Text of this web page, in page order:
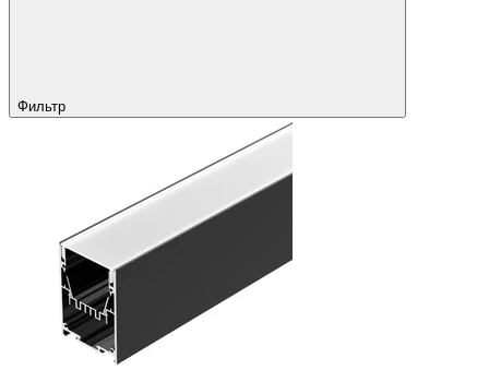
Фильтр